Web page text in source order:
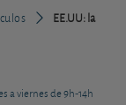
EE.UU: la
a viernes de 9h-14h